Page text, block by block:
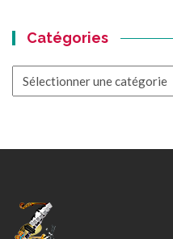
Catégories